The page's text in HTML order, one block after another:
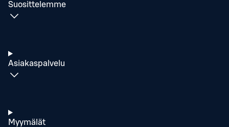
Suosittelemme
Asiakaspalvelu
Myymälät